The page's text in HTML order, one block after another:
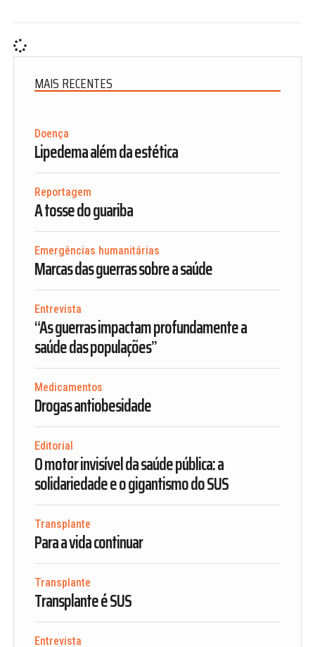
MAIS RECENTES
Doença
Lipedema além da estética
Reportagem
A tosse do guariba
Emergências humanitárias
Marcas das guerras sobre a saúde
Entrevista
“As guerras impactam profundamente a
saúde das populações”
Medicamentos
Drogas antiobesidade
Editorial
O motor invisível da saúde pública: a
solidariedade e o gigantismo do SUS
Transplante
Para a vida continuar
Transplante
Transplante é SUS
Entrevista